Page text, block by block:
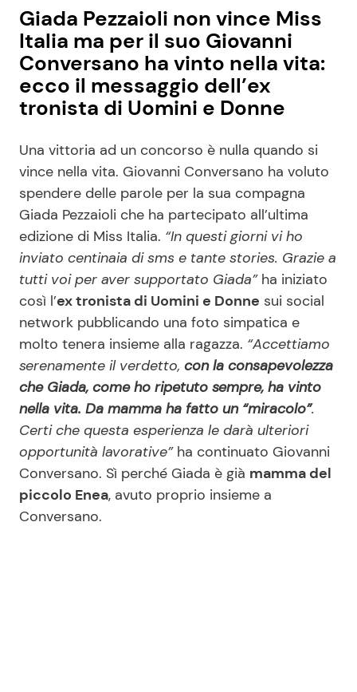
Giada Pezzaioli non vince Miss
Italia ma per il suo Giovanni
Conversano ha vinto nella vita:
ecco il messaggio dell’ex
tronista di Uomini e Donne
Una vittoria ad un concorso è nulla quando si
vince nella vita. Giovanni Conversano ha voluto
spendere delle parole per la sua compagna
Giada Pezzaioli che ha partecipato all’ultima
edizione di Miss Italia. “In questi giorni vi ho
inviato centinaia di sms e tante stories. Grazie a
tutti voi per aver supportato Giada”ha iniziato
così l’ex tronista di Uomini e Donne sui social
network pubblicando una foto simpatica e
molto tenera insieme alla ragazza. “Accettiamo
serenamente il verdetto, con la consapevolezza
che Giada, come ho ripetuto sempre, ha vinto
nella vita. Da mamma ha fatto un “miracolo”.
Certi che questa esperienza le darà ulteriori
opportunità lavorative”ha continuato Giovanni
Conversano. Sì perché Giada è già mamma del
piccolo Enea, avuto proprio insieme a
Conversano.